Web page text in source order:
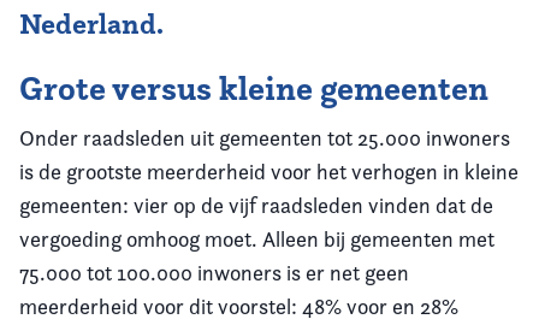
Nederland.
Grote versus kleine gemeenten
Onder raadsleden uit gemeenten tot 25.000 inwoners
is de grootste meerderheid voor het verhogen in kleine
gemeenten: vier op de vijf raadsleden vinden dat de
vergoeding omhoog moet. Alleen bij gemeenten met
75.000 tot 100.000 inwoners is er net geen
meerderheid voor dit voorstel: 48% voor en 28%